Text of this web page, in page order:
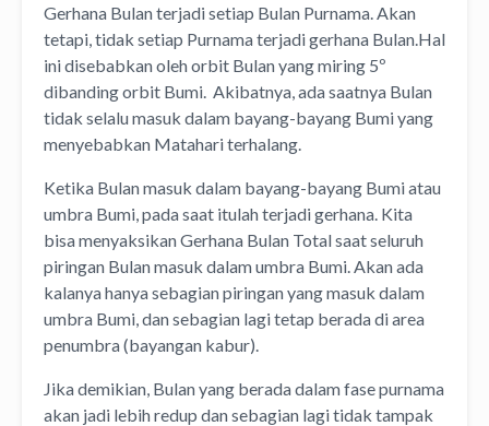
Gerhana Bulan terjadi setiap Bulan Purnama. Akan
tetapi, tidak setiap Purnama terjadi gerhana Bulan.Hal
ini disebabkan oleh orbit Bulan yang miring 5º
dibanding orbit Bumi. Akibatnya, ada saatnya Bulan
tidak selalu masuk dalam bayang-bayang Bumi yang
menyebabkan Matahari terhalang.
Ketika Bulan masuk dalam bayang-bayang Bumi atau
umbra Bumi, pada saat itulah terjadi gerhana. Kita
bisa menyaksikan Gerhana Bulan Total saat seluruh
piringan Bulan masuk dalam umbra Bumi. Akan ada
kalanya hanya sebagian piringan yang masuk dalam
umbra Bumi, dan sebagian lagi tetap berada di area
penumbra (bayangan kabur).
Jika demikian, Bulan yang berada dalam fase purnama
akan jadi lebih redup dan sebagian lagi tidak tampak